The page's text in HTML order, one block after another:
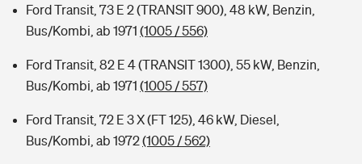
Ford Transit, 73 E 2 (TRANSIT 900), 48 kW, Benzin,
Bus/Kombi, ab 1971 (1005 / 556)
Ford Transit, 82 E 4 (TRANSIT 1300), 55 kW, Benzin,
Bus/Kombi, ab 1971 (1005 / 557)
Ford Transit, 72 E 3 X (FT 125), 46 kW, Diesel,
Bus/Kombi, ab 1972(1005 / 562)